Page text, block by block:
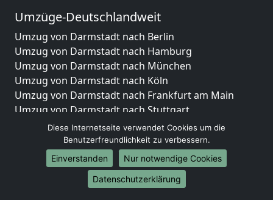
Umzüge-Deutschlandweit
Umzug von Darmstadt nach Berlin
Umzug von Darmstadt nach Hamburg
Umzug von Darmstadt nach München
Umzug von Darmstadt nach Köln
Umzug von Darmstadt nach Frankfurt am Main
Umzug von Darmstadt nach Stuttgart
Umzug von Darmstadt nach Düsseldorf
Umzug von Darmstadt nach Leipzig
Umzug von Darmstadt nach Dortmund
Umzug von Darmstadt nach Essen
Umzug von Darmstadt nach Bremen
Diese Internetseite verwendet Cookies um die
Benutzerfreundlichkeit zu verbessern.
Einverstanden
Nur notwendige Cookies
Datenschutzerklärung